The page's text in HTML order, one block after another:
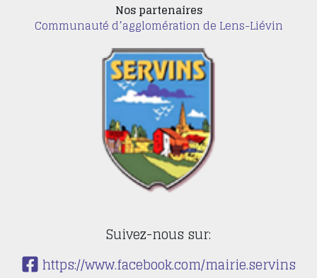
Nos partenaires
Communauté d’agglomération de Lens-Liévin
Suivez-nous sur:
https://www.facebook.com/mairie.servins